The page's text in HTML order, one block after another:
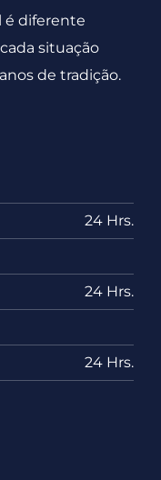
é diferente
situação
de tradição.
24 Hrs.
24 Hrs.
24 Hrs.